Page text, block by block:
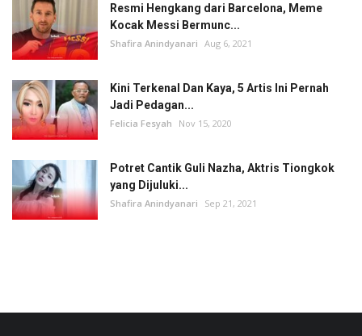
Resmi Hengkang dari Barcelona, Meme
Kocak Messi Bermunc...
Shafira Anindyanari Aug 6, 2021
Kini Terkenal Dan Kaya, 5 Artis Ini Pernah
Jadi Pedagan...
Felicia Fesyah Nov 15, 2020
Potret Cantik Guli Nazha, Aktris Tiongkok
yang Dijuluki...
Shafira Anindyanari Sep 21, 2021